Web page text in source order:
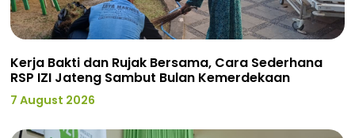
Kerja Bakti dan Rujak Bersama, Cara Sederhana
RSP IZI Jateng Sambut Bulan Kemerdekaan
7 August 2026